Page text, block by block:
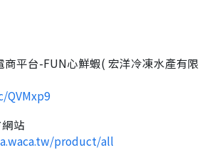
商平台-FUN心鮮蝦( 宏洋冷凍水產有限
QVMxp9
站
product/all